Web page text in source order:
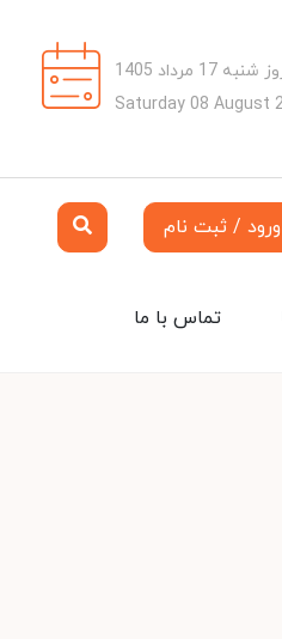
17 مرداد 1405
Saturday 08 August
ورود / ثبت نام
تماس با ما